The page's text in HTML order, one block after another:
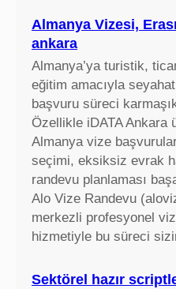
Almanya Vizesi,
ankara
Almanya’ya turistik,
eğitim amacıyla
başvuru süreci
Özellikle iDATA Ankara
Almanya vize
seçimi, eksiksiz evrak
randevu planlaması
Alo Vize Randevu
merkezli profesyonel
hizmetiyle bu süreci
Sektörel hazır